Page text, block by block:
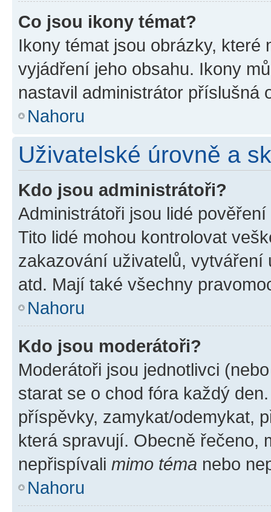
Co jsou ikony témat?
Ikony témat jsou obrázky,
vyjádření jeho obsahu. Ikony
nastavil administrátor příslušná
Nahoru
Uživatelské úrovně a
Kdo jsou administrátoři?
Administrátoři jsou lidé
Tito lidé mohou kontrolovat
zakazování uživatelů,
atd. Mají také všechny
Nahoru
Kdo jsou moderátoři?
Moderátoři jsou jednotlivci
starat se o chod fóra každý
příspěvky, zamykat/odemykat,
která spravují. Obecně řečeno,
nepřispívali mimo téma nebo
Nahoru